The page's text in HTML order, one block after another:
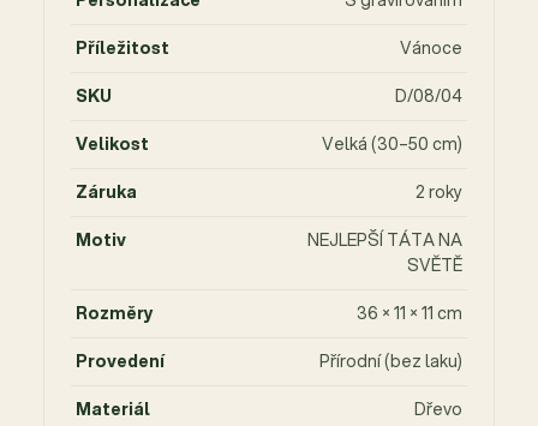
Příležitost
Vánoce
SKU
D/08/04
Velikost
Velká (30–50 cm)
Záruka
2 roky
Motiv
NEJLEPŠÍ TÁTA NA
SVĚTĚ
Rozměry
36 × 11 × 11 cm
Provedení
Přírodní (bez laku)
Materiál
Dřevo